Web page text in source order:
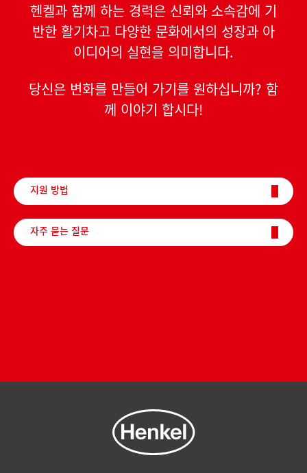
헨켈과 함께 하는 경력은 신뢰와 소속감에 기
반한 활기차고 다양한 문화에서의 성장과 아
이디어의 실현을 의미합니다.
당신은 변화를 만들어 가기를 원하십니까? 함
께 이야기 합시다!
지원 방법
자주 묻는 질문